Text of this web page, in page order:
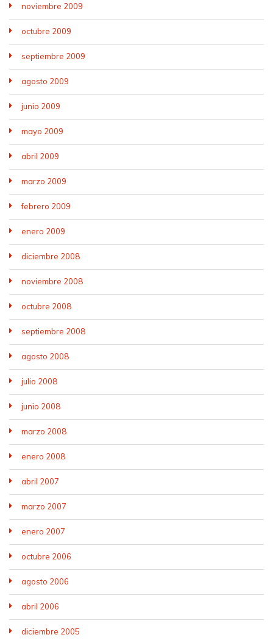
noviembre 2009
octubre 2009
septiembre 2009
agosto 2009
junio 2009
mayo 2009
abril 2009
marzo 2009
febrero 2009
enero 2009
diciembre 2008
noviembre 2008
octubre 2008
septiembre 2008
agosto 2008
julio 2008
junio 2008
marzo 2008
enero 2008
abril 2007
marzo 2007
enero 2007
octubre 2006
agosto 2006
abril 2006
diciembre 2005